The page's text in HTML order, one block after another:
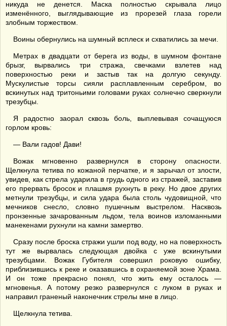
никуда не денется. Маска полностью скрывала лицо
изменённого, выглядывающие из прорезей глаза горели
злобным торжеством.
Воины обернулись на шумный всплеск и схватились за мечи.
Метрах в двадцати от берега из воды, в шумном фонтане
брызг, вырвались три стража, свечками взлетев над
поверхностью реки и застыв так на долгую секунду.
Мускулистые торсы сияли расплавленным серебром, во
вскинутых над тритоньими головами руках солнечно сверкнули
трезубцы.
Я радостно заорал сквозь боль, выплевывая сочащуюся
горлом кровь:
— Вали гадов! Дави!
Вожак мгновенно развернулся в сторону опасности.
Щелкнула тетива по кожаной перчатке, и я зарычал от злости,
увидев, как стрела ударила в грудь одного из стражей, заставив
его прервать бросок и плашмя рухнуть в реку. Но двое других
метнули трезубцы, и сила удара была столь чудовищной, что
мечников снесло, словно пушечным выстрелом. Насквозь
пронзенные зачарованным льдом, тела воинов изломанными
манекенами рухнули на камни замертво.
Сразу после броска стражи ушли под воду, но на поверхность
тут же вырвалась следующая двойка с уже вскинутыми
трезубцами. Вожак Губителя совершил роковую ошибку,
приблизившись к реке и оказавшись в охраняемой зоне Храма.
И он тоже прекрасно понял, что жить ему осталось —
мгновенья. А потому резко развернулся с луком в руках и
направил граненый наконечник стрелы мне в лицо.
Щелкнула тетива.